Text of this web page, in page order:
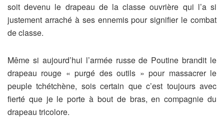
soit devenu le drapeau de la classe ouvrière qui l’a si
justement arraché à ses ennemis pour signifier le combat
de classe.
Même si aujourd’hui l’armée russe de Poutine brandit le
drapeau rouge « purgé des outils » pour massacrer le
peuple tchétchène, sois certain que c’est toujours avec
fierté que je le porte à bout de bras, en compagnie du
drapeau tricolore.